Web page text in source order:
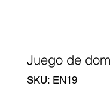
Juego de
SKU: SKU
EN19
EN19